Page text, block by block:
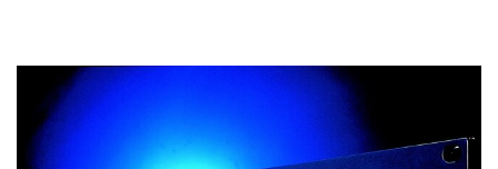
Nuestra historia